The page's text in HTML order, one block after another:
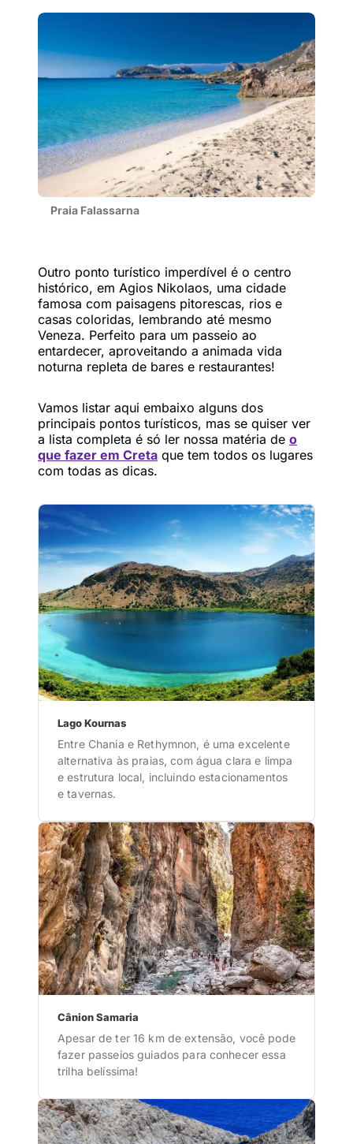
Praia Falassarna
Outro ponto turístico imperdível é o centro
histórico, em Agios Nikolaos, uma cidade
famosa com paisagens pitorescas, rios e
casas coloridas, lembrando até mesmo
Veneza. Perfeito para um passeio ao
entardecer, aproveitando a animada vida
noturna repleta de bares e restaurantes!
Vamos listar aqui embaixo alguns dos
principais pontos turísticos, mas se quiser ver
a lista completa é só ler nossa matéria de o
que fazer em Creta que tem todos os lugares
com todas as dicas.
Lago Kournas
Entre Chania e Rethymnon, é uma excelente
alternativa às praias, com água clara e limpa
e estrutura local, incluindo estacionamentos
e tavernas.
Cânion Samaria
Apesar de ter 16 km de extensão, você pode
fazer passeios guiados para conhecer essa
trilha belíssima!